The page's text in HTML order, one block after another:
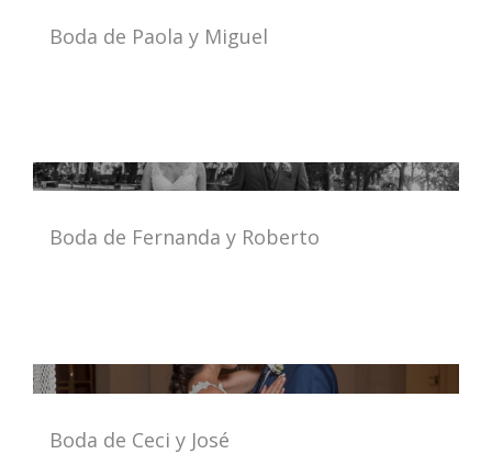
Boda de Paola y Miguel
Boda de Fernanda y Roberto
Boda de Ceci y José